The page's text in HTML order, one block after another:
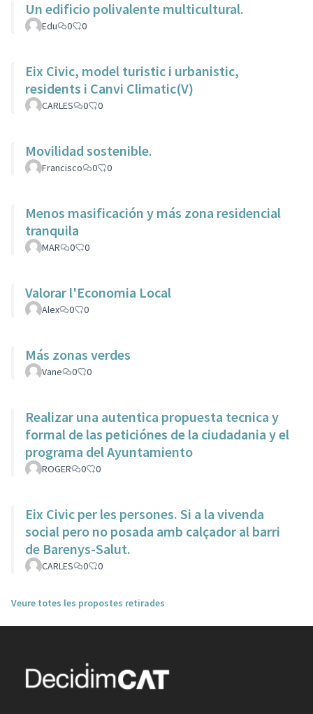
Un edificio polivalente multicultural.
Edu 0 0
Eix Civic, model turistic i urbanistic,
residents i Canvi Climatic(V)
CARLES 0 0
Movilidad sostenible.
Francisco 0 0
Menos masificación y más zona residencial
tranquila
MAR 0 0
Valorar l'Economia Local
Alex 0 0
Más zonas verdes
Vane 0 0
Realizar una autentica propuesta tecnica y
formal de las peticiónes de la ciudadania y el
programa del Ayuntamiento
ROGER 0 0
Eix Civic per les persones. Si a la vivenda
social pero no posada amb calçador al barri
de Barenys-Salut.
CARLES 0 0
Veure totes les propostes retirades